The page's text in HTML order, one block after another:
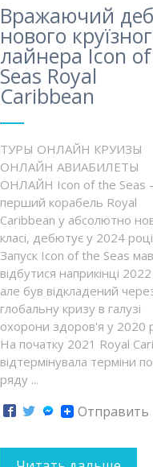
Вражаючий
нового
лайнера Icon
Seas Royal
Caribbean
ТУРЫ ОНЛАЙН КРУИЗЫ
ОНЛАЙН АВИАБИЛЕТЫ
ОНЛАЙН Icon of the Seas
перший корабель Royal
Caribbean у абсолютно
класі, дебютує у 2024
Запуск Icon of the Seas мав
відбутися наприкінці
але був відкладений
глобальну кризу в галузі
охорони здоров'я у 2020
На початку 2021 Royal
відтермінувала терміни
ряду ...
Отправить